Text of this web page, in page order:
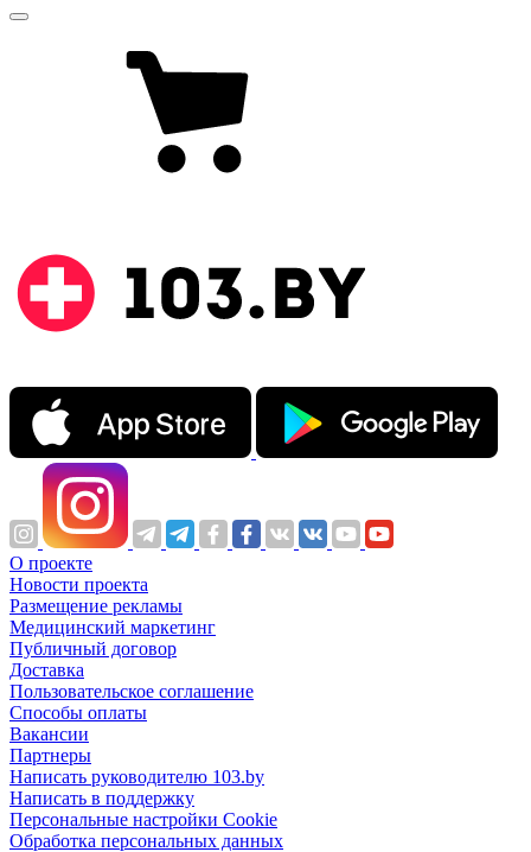
О проекте
Новости проекта
Размещение рекламы
Медицинский маркетинг
Публичный договор
Доставка
Пользовательское соглашение
Способы оплаты
Вакансии
Партнеры
Написать руководителю 103.by
Написать в поддержку
Персональные настройки Cookie
Обработка персональных данных